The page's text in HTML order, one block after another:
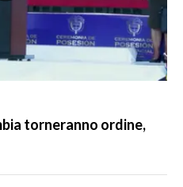
torneranno ordine,